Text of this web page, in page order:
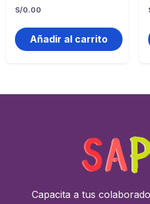
S/0.00
Añadir al carrito
Capacita a tus